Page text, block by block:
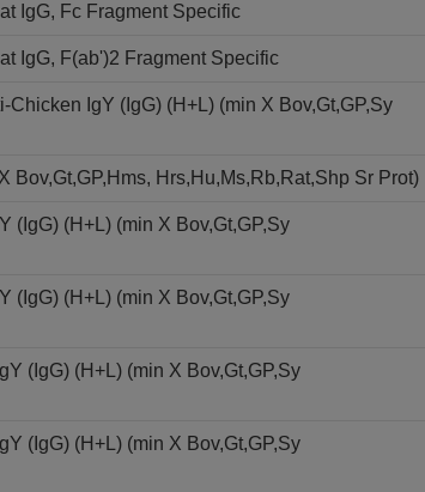
IgG, Fc Fragment Specific
IgG, F(ab')2 Fragment Specific
IgY (IgG) (H+L) (min X Bov,Gt,GP,Sy
Hrs,Hu,Ms,Rb,Rat,Shp Sr Prot)
(IgG) (H+L) (min X Bov,Gt,GP,Sy
(IgG) (H+L) (min X Bov,Gt,GP,Sy
(IgG) (H+L) (min X Bov,Gt,GP,Sy
(IgG) (H+L) (min X Bov,Gt,GP,Sy